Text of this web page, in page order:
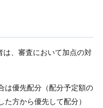
は、審査において加点の対
は優先配分（配分予定額の
方から優先して配分）